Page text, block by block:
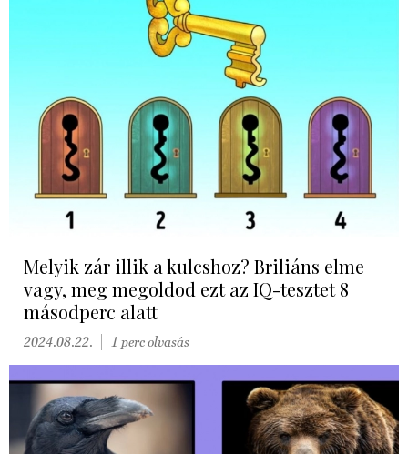
Melyik zár illik a kulcshoz? Briliáns elme
vagy, meg megoldod ezt az IQ-tesztet 8
másodperc alatt
2024.08.22. 1 perc olvasás